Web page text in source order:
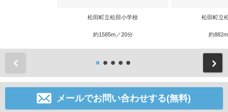
松田町立松田小学校
約1585m／20分
松田町立
約
メールでお問い合わせする(無料)